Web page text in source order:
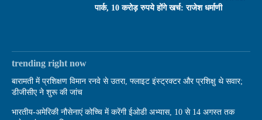
पार्क, 10 करोड़ रुपये होंगे खर्च: राजेश धर्माणी
trending right now
बारामती में प्रशिक्षण विमान रनवे से उतरा, फ्लाइट इंस्ट्रक्टर और प्रशिक्षु थे सवार;
डीजीसीए ने शुरू की जांच
भारतीय-अमेरिकी नौसेनाएं कोच्चि में करेंगी ईओडी अभ्यास, 10 से 14 अगस्त तक